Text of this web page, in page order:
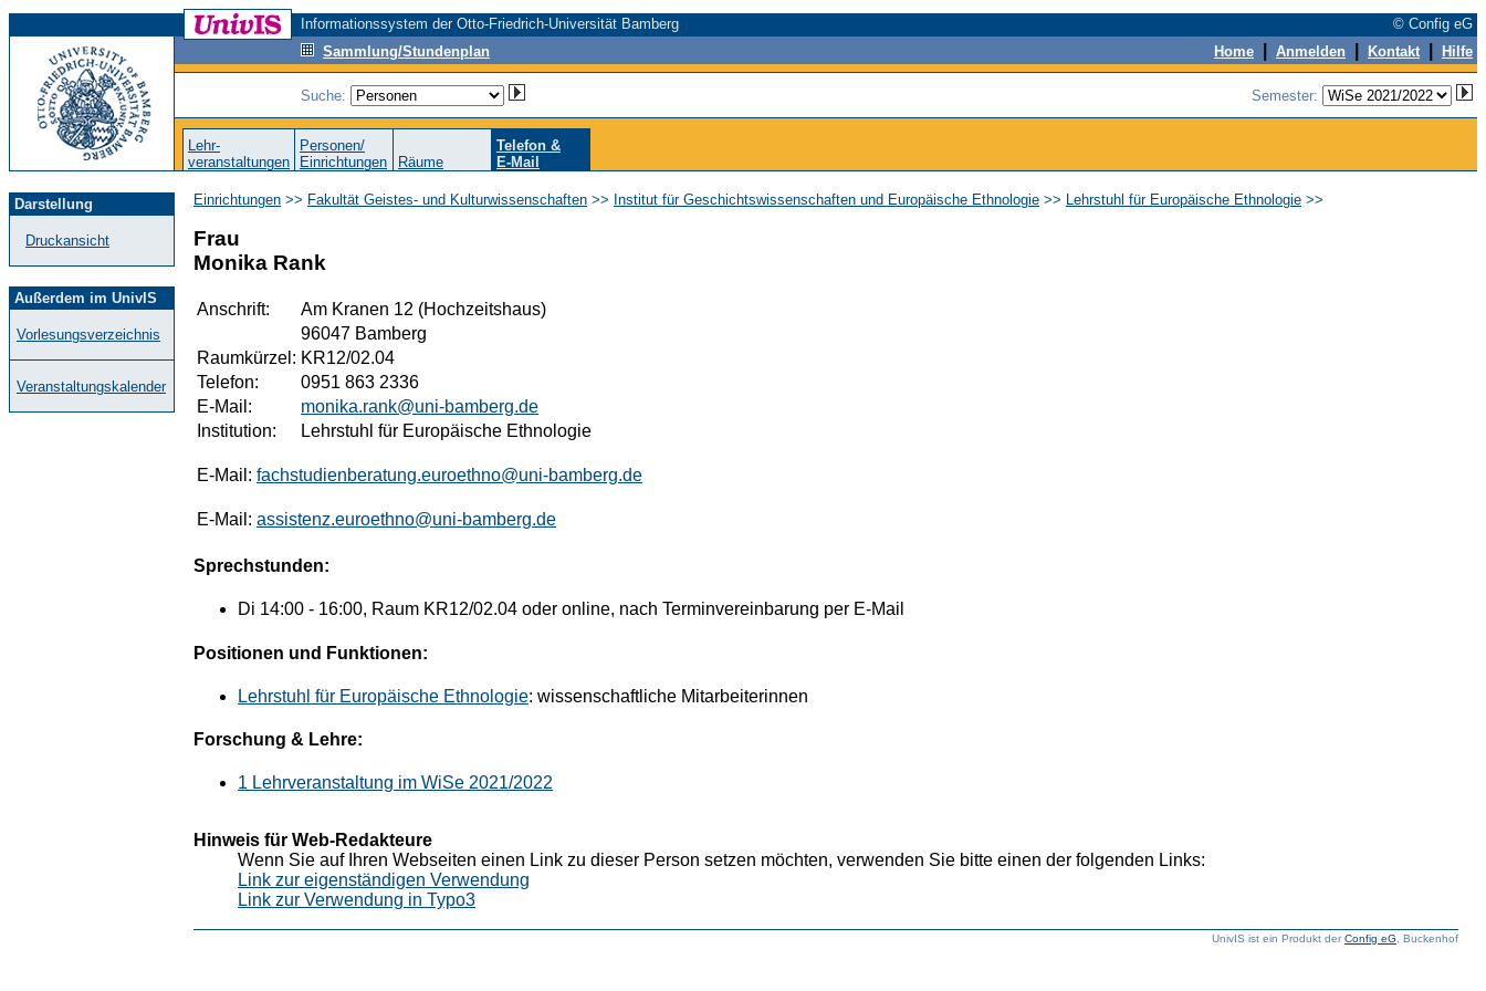
Informationssystem der Otto-Friedrich-Universität Bamberg
© Config eG
Sammlung/Stundenplan
Home Anmelden Kontakt Hilfe
Suche: Semester:
Lehr-
veranstaltungen
Personen/
Einrichtungen
Räume
Telefon &
E-Mail
Darstellung
Druckansicht
Außerdem im UnivIS
Vorlesungsverzeichnis
Veranstaltungskalender
Einrichtungen >> Fakultät Geistes- und Kulturwissenschaften >> Institut für Geschichtswissenschaften und Europäische Ethnologie >> Lehrstuhl für Europäische Ethnologie >>
Frau
Monika Rank
Anschrift:
Am Kranen 12 (Hochzeitshaus)
96047 Bamberg
Raumkürzel: KR12/02.04
Telefon:
0951 863 2336
E-Mail:
monika.rank@uni-bamberg.de
Institution:
Lehrstuhl für Europäische Ethnologie
E-Mail: fachstudienberatung.euroethno@uni-bamberg.de
E-Mail: assistenz.euroethno@uni-bamberg.de
Sprechstunden:
Di 14:00 - 16:00, Raum KR12/02.04 oder online, nach Terminvereinbarung per E-Mail
Positionen und Funktionen:
Lehrstuhl für Europäische Ethnologie: wissenschaftliche Mitarbeiterinnen
Forschung & Lehre:
1 Lehrveranstaltung im WiSe 2021/2022
Hinweis für Web-Redakteure
Wenn Sie auf Ihren Webseiten einen Link zu dieser Person setzen möchten, verwenden Sie bitte einen der folgenden Links:
Link zur eigenständigen Verwendung
Link zur Verwendung in Typo3
UnivIS ist ein Produkt derConfig eG , Buckenhof